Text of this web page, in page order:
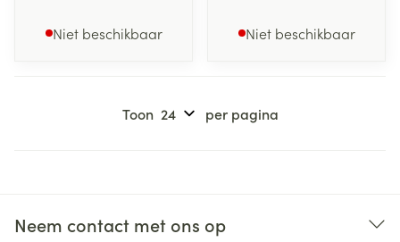
Niet beschikbaar Niet beschikbaar
Toon per pagina
Neem contact met ons op